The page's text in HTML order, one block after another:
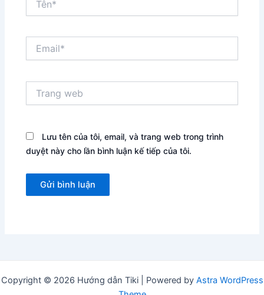
web
Lưu tên của tôi, email, và trang web trong trình
duyệt này cho lần bình luận kế tiếp của tôi.
Copyright © 2026 Hướng dẫn Tiki | Powered by Astra WordPress